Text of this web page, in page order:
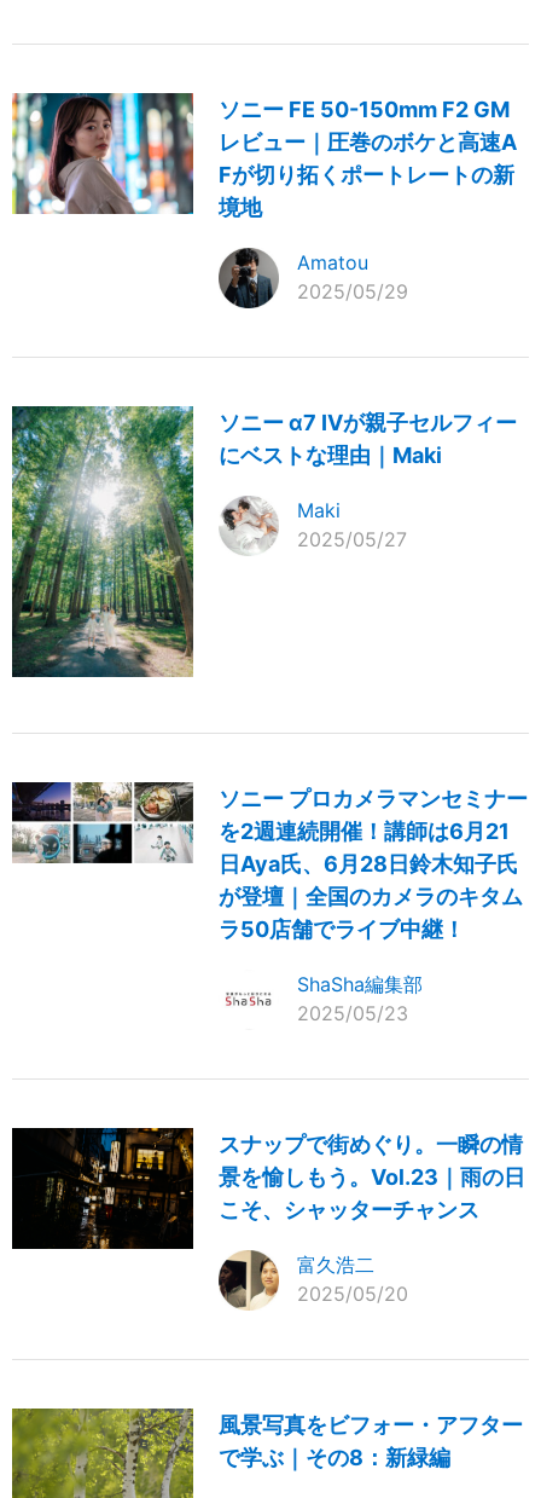
ソニー FE 50-150mm F2 GM
レビュー｜圧巻のボケと高速A
Fが切り拓くポートレートの新
境地
Amatou
2025/05/29
ソニー α7 IVが親子セルフィー
にベストな理由｜Maki
Maki
2025/05/27
ソニー プロカメラマンセミナー
を2週連続開催！講師は6月21
日Aya氏、6月28日鈴木知子氏
が登壇｜全国のカメラのキタム
ラ50店舗でライブ中継！
ShaSha編集部
2025/05/23
スナップで街めぐり。一瞬の情
景を愉しもう。Vol.23｜雨の日
こそ、シャッターチャンス
富久浩二
2025/05/20
風景写真をビフォー・アフター
で学ぶ｜その8：新緑編